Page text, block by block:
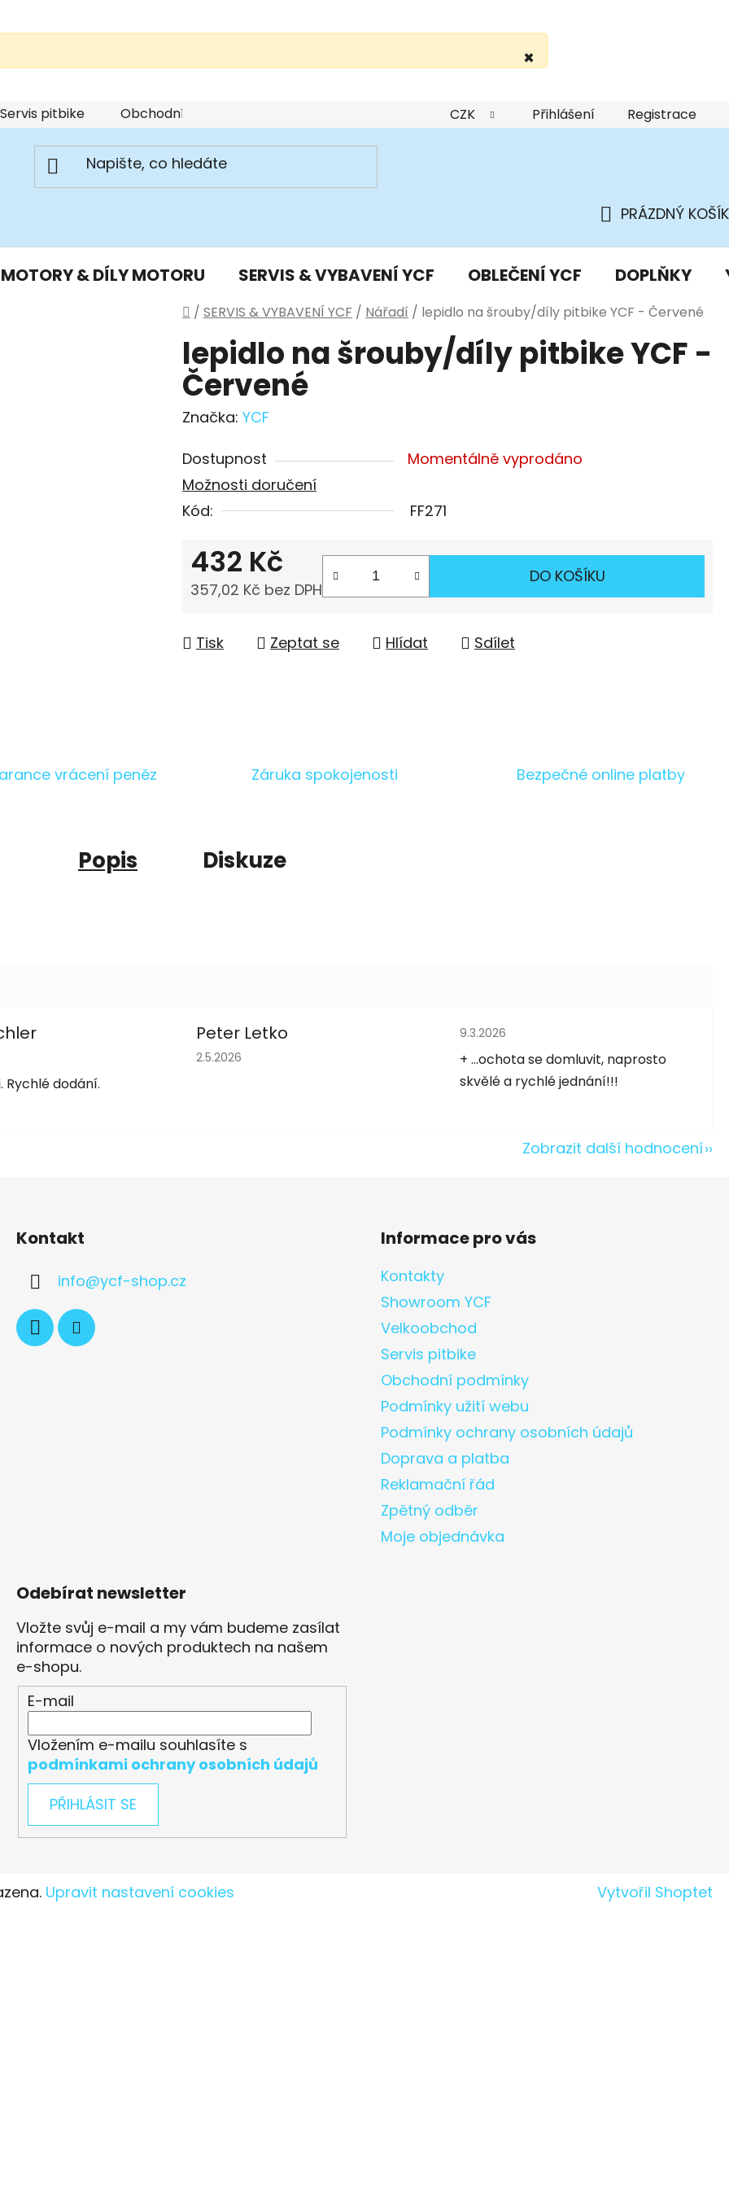
×
Servis pitbike Obchodní podmínky Podmínky ochrany osobních údajů
CZK Přihlášení Registrace
KOŠÍK
PRÁZDNÝ KOŠÍK
MOTORY & DÍLY MOTORU SERVIS & VYBAVENÍ YCF OBLEČENÍ YCF DOPLŇKY
Domů
/ SERVIS & VYBAVENÍ YCF / Nářadí / lepidlo na šrouby/díly pitbike YCF - Červené
lepidlo na šrouby/díly pitbike YCF -
Červené
Značka: YCF
Dostupnost
Momentálně vyprodáno
Možnosti doručení
Kód:
FF271
432 Kč
357,02 Kč bez DPH
DO KOŠÍKU
Tisk Zeptat se Hlídat Sdílet
vrácení peněz Záruka spokojenosti Bezpečné online platby
Popis Diskuze
je 5 z 5 hvězdiček.
Rychlé dodání.
Peter Letko
Hodnocení obchodu je 5 z 5 hvězdiček.
2.5.2026
Hodnocení obchodu je 5 z 5 hvězdiček.
9.3.2026
+ ...ochota se domluvit, naprosto
skvělé a rychlé jednání!!!
Zobrazit další hodnocení
Kontakt
info@ycf-shop.cz
Informace pro vás
Kontakty
Showroom YCF
Velkoobchod
Servis pitbike
Obchodní podmínky
Podmínky užití webu
Podmínky ochrany osobních údajů
Doprava a platba
Reklamační řád
Zpětný odběr
Moje objednávka
Odebírat newsletter
Vložte svůj e-mail a my vám budeme zasílat
informace o nových produktech na našem
e-shopu.
E-mail
Vložením e-mailu souhlasíte s
podmínkami ochrany osobních údajů
PŘIHLÁSIT SE
Vytvořil Shoptet
Upravit nastavení cookies